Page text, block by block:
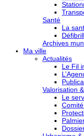
Santé
La
Archives
Ma ville
Actualités
Le Fil
Valorisation
Le